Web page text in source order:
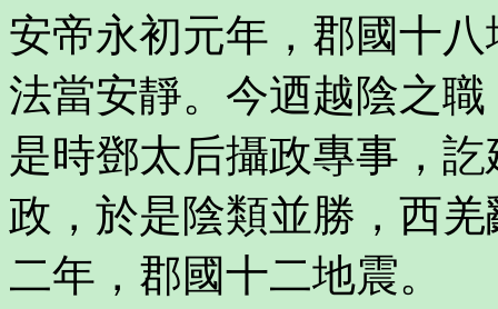
安帝永初元年，郡國十
法當安靜。今迺越陰之
是時鄧太后攝政專事，
政，於是陰類並勝，西
二年，郡國十二地震。